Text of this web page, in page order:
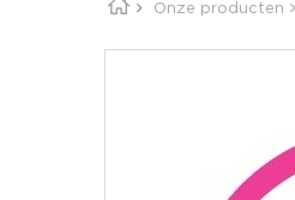
Onze producten